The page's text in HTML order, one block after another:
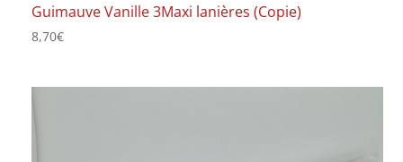
Guimauve Vanille 3Maxi lanières (Copie)
8,70€